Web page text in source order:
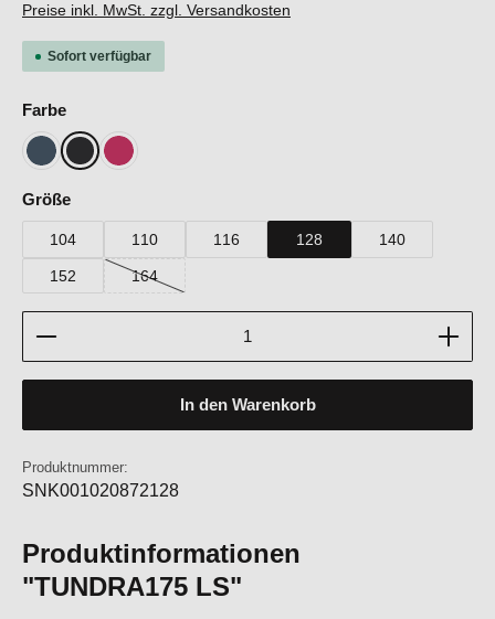
Preise inkl. MwSt. zzgl. Versandkosten
Sofort verfügbar
Farbeauswählen
BlueberryJet BlackPinky Pink
Größeauswählen
104 110 116 128 140
152 164
(Diese Option ist zurzeit nicht verfügbar.)
Produkt Anzahl: Gib den gewünschten Wert ein
In den Warenkorb
Produktnummer:
SNK001020872128
Produktinformationen
"TUNDRA175 LS"